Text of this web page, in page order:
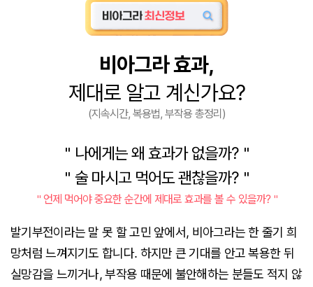
비아그라 효과,
제대로 알고 계신가요?
(지속시간, 복용법, 부작용 총정리)
＂나에게는 왜 효과가 없을까?＂
＂술 마시고 먹어도 괜찮을까?＂
＂언제 먹어야 중요한 순간에 제대로 효과를 볼 수 있을까?＂
발기부전이라는 말 못 할 고민 앞에서, 비아그라는 한 줄기 희
망처럼 느껴지기도 합니다. 하지만 큰 기대를 안고 복용한 뒤
실망감을 느끼거나, 부작용 때문에 불안해하는 분들도 적지 않